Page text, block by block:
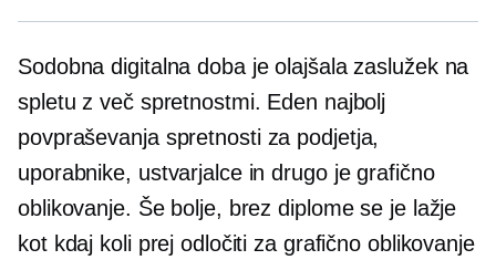
Sodobna digitalna doba je olajšala zaslužek na
spletu z več spretnostmi. Eden najbolj
povpraševanjaspretnosti za podjetja,
uporabnike, ustvarjalce in drugo je grafično
oblikovanje. Še bolje, brez diplome se je lažje
kot kdaj koli prej odločiti za grafično oblikovanje